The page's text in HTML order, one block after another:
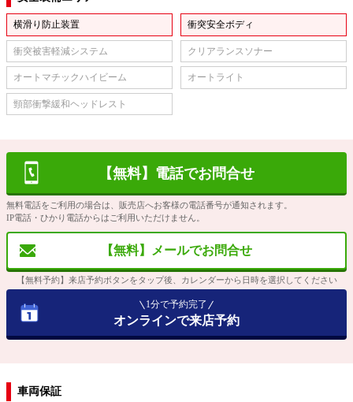
横滑り防止装置 衝突安全ボディ
衝突被害軽減システム クリアランスソナー
オートマチックハイビーム オートライト
頸部衝撃緩和ヘッドレスト
【無料】電話でお問合せ
無料電話をご利用の場合は、販売店へお客様の電話番号が通知されます。
IP電話・ひかり電話からはご利用いただけません。
【無料】メールでお問合せ
【無料予約】来店予約ボタンをタップ後、カレンダーから日時を選択してください
1分で予約完了
オンラインで来店予約
車両保証